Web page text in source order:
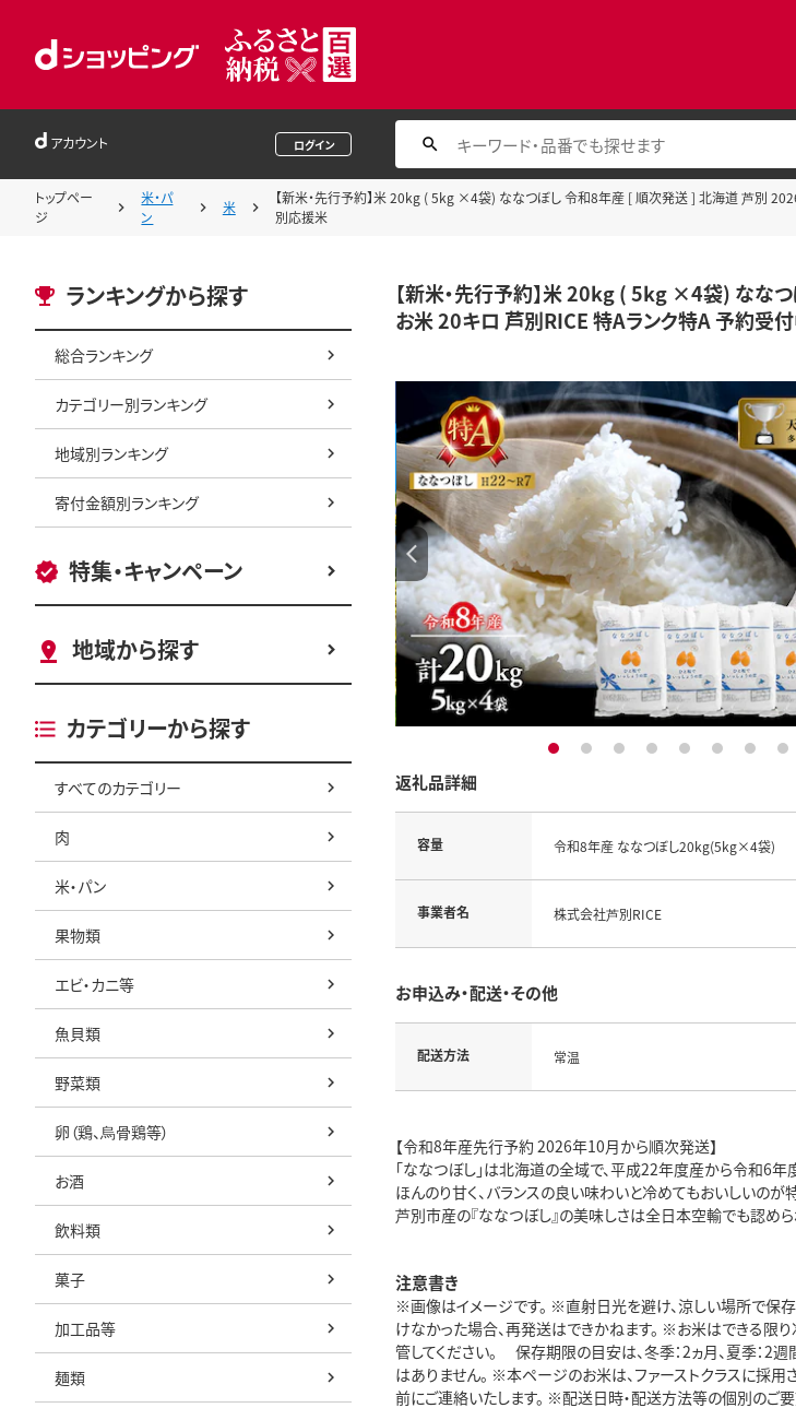
アカウント ログイン
トップペー
ジ
米・パ
ン
米
【新米・先行予約】米 20kg ( 5kg ×4袋) ななつぼし 令和8年産 [ 順次発送 ] 北海道 芦別
別応援米
ランキングから探す
総合ランキング
カテゴリー別ランキング
地域別ランキング
寄付金額別ランキング
特集・キャンペーン
地域から探す
カテゴリーから探す
すべてのカテゴリー
肉
米・パン
果物類
エビ・カニ等
魚貝類
野菜類
卵（鶏、烏骨鶏等）
お酒
飲料類
菓子
加工品等
麺類
【新米・先行予約】米 20kg ( 5kg ×4袋) なな
お米 20キロ 芦別RICE 特Aランク特A 予約受
1 2 3 4 5 6 7 8
返礼品詳細
容量 令和8年産 ななつぼし20kg(5kg×4袋)
事業者名 株式会社芦別RICE
お申込み・配送・その他
配送方法 常温
【令和8年産先行予約 2026年10月から順次発送】
「ななつぼし」は北海道の全域で、平成22年度産から令和6
ほんのり甘く、バランスの良い味わいと冷めてもおいしいのが
芦別市産の『ななつぼし』の美味しさは全日本空輸でも認め
注意書き
※画像はイメージです。 ※直射日光を避け、涼しい場所で保
けなかった場合、再発送はできかねます。 ※お米はできる限
管してください。 保存期限の目安は、冬季：2ヵ月、夏季：
はありません。 ※本ページのお米は、ファーストクラスに採
前にご連絡いたします。 ※配送日時・配送方法等の個別の